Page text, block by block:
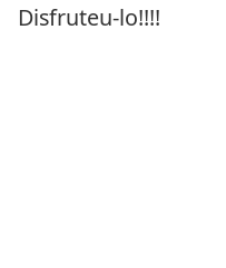
Disfruteu-lo!!!!